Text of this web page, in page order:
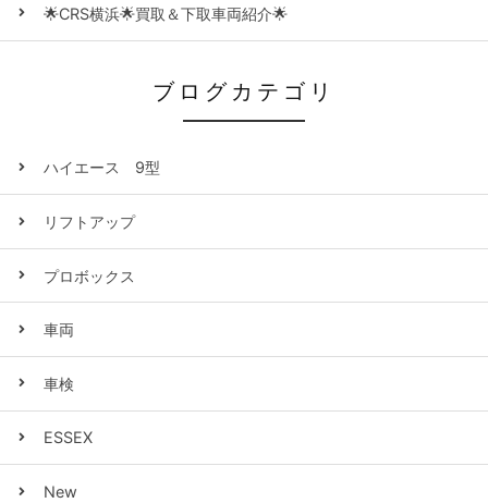
🌟CRS横浜🌟買取＆下取車両紹介🌟
ブログカテゴリ
ハイエース 9型
リフトアップ
プロボックス
車両
車検
ESSEX
New